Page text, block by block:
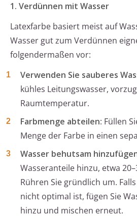
1. Verdünnen mit Wasser
Latexfarbe basiert meist auf
Wasser gut zum Verdünnen
folgendermaßen vor:
Verwenden Sie sauberes
kühles Leitungswasser,
Raumtemperatur.
Farbmenge abteilen: Füllen
Menge der Farbe in einen
Wasser behutsam
Wasseranteile hinzu, etwa
Rühren Sie gründlich um.
nicht optimal ist, fügen Sie
hinzu und mischen erneut.